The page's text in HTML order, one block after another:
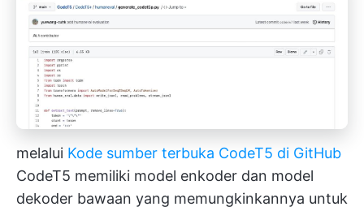
melalui Kode sumber terbuka CodeT5 di GitHub
CodeT5 memiliki model enkoder dan model
dekoder bawaan yang memungkinkannya untuk